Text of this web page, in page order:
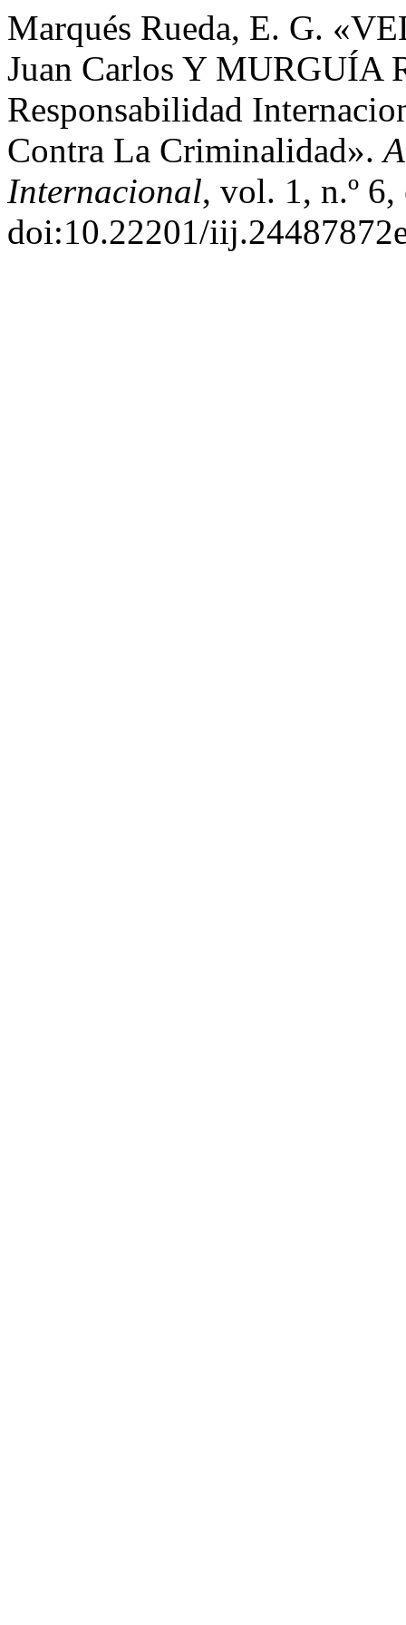
Marqués Rueda, E. G.
Juan Carlos Y MURGUÍA
Responsabilidad
Contra La Criminalidad».
Internacional, vol. 1, n.º 6,
doi:10.22201/